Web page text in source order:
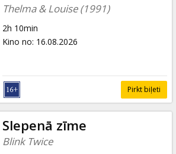
Thelma & Louise (1991)
2h 10min
Kino no: 16.08.2026
Pirkt biļeti
Slepenā zīme
Blink Twice